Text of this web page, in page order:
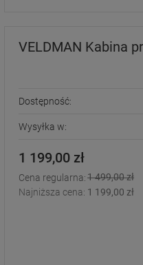
VELDMAN Kabina
Dostępność:
Wysyłka w:
1 199,00 zł
Cena regularna:1 499,00 zł
Najniższa cena: 1 199,00 zł